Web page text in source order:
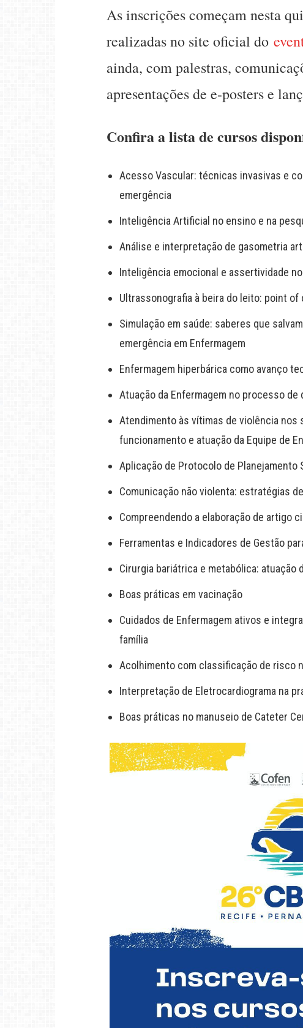
As inscrições começam nesta
realizadas no site oficial do
ainda, com palestras,
apresentações de e-posters e
Confira a lista de cursos
Acesso Vascular: técnicas invasivas e
emergência
Inteligência Artificial no ensino e na
Análise e interpretação de gasometria
Inteligência emocional e assertividade
Ultrassonografia à beira do leito: point of
Simulação em saúde: saberes que
emergência em Enfermagem
Enfermagem hiperbárica como avanço
Atuação da Enfermagem no processo
Atendimento às vítimas de violência
funcionamento e atuação da Equipe de
Aplicação de Protocolo de Planejamento
Comunicação não violenta: estratégias
Compreendendo a elaboração de artigo
Ferramentas e Indicadores de Gestão
Cirurgia bariátrica e metabólica: atuação
Boas práticas em vacinação
Cuidados de Enfermagem ativos e
família
Acolhimento com classificação de risco
Interpretação de Eletrocardiograma na
Boas práticas no manuseio de Cateter